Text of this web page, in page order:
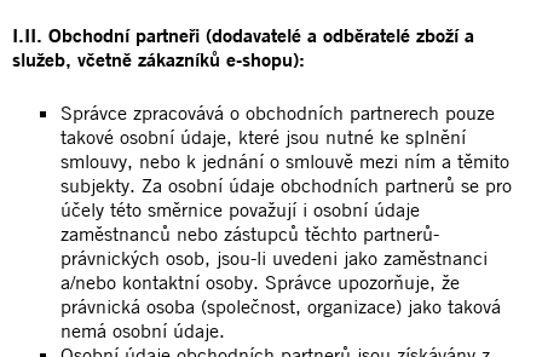
I.II. Obchodní partneři (dodavatelé a odběratelé zboží a
služeb, včetně zákazníků e-shopu):
Správce zpracovává o obchodních partnerech pouze
takové osobní údaje, které jsou nutné ke splnění
smlouvy, nebo k jednání o smlouvě mezi ním a těmito
subjekty. Za osobní údaje obchodních partnerů se pro
účely této směrnice považují i osobní údaje
zaměstnanců nebo zástupců těchto partnerů-
právnických osob, jsou-li uvedeni jako zaměstnanci
a/nebo kontaktní osoby. Správce upozorňuje, že
právnická osoba (společnost, organizace) jako taková
nemá osobní údaje.